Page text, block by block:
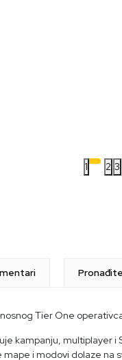
1 2 3
Tier One
kampanju, multiplayer i
i modovi dolaze na